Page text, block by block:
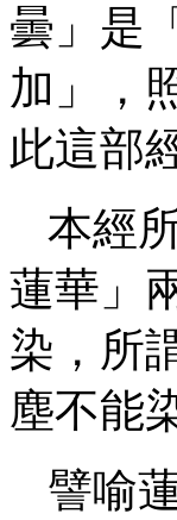
曇」是
加」，
此這部
本經
蓮華」
染，所
塵不能
譬喻